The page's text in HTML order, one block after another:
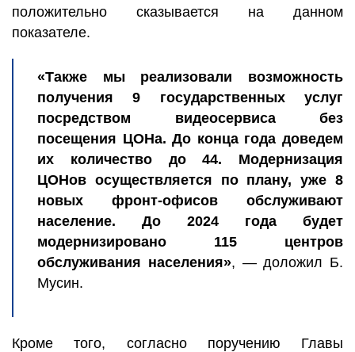
положительно сказывается на данном
показателе.
«Также мы реализовали возможность
получения 9 государственных услуг
посредством видеосервиса без
посещения ЦОНа. До конца года доведем
их количество до 44. Модернизация
ЦОНов осуществляется по плану, уже 8
новых фронт-офисов обслуживают
население. До 2024 года будет
модернизировано 115 центров
обслуживания населения», — доложил Б.
Мусин.
Кроме того, согласно поручению Главы